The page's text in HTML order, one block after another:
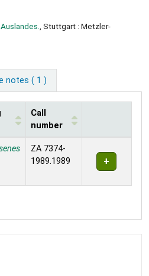
, Stuttgart : Metzler-
notes ( 1 )
Call
number
ZA 7374-
1989.1989